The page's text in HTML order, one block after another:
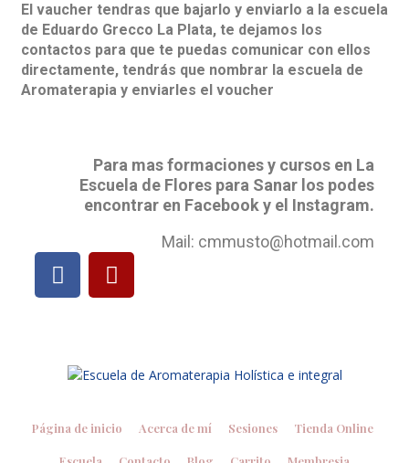
El vaucher tendras que bajarlo y enviarlo a la escuela
de Eduardo Grecco La Plata, te dejamos los
contactos para que te puedas comunicar con ellos
directamente, tendrás que nombrar la escuela de
Aromaterapia y enviarles el voucher
Para mas formaciones y cursos en La
Escuela de Flores para Sanar los podes
encontrar en Facebook y el Instagram.
Mail: cmmusto@hotmail.com
Página de inicio Acerca de mí Sesiones Tienda Online